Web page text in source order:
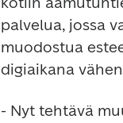
palvelua, jossa
muodostua
digiaikana
- Nyt tehtävä